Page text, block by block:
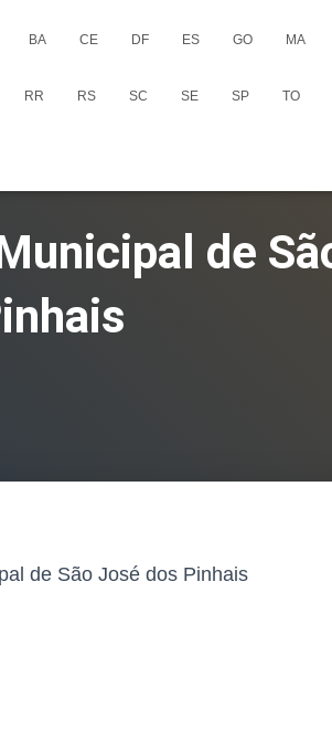
BA CE DF ES GO MA
RR RS SC SE SP TO
de
de São José dos Pinhais